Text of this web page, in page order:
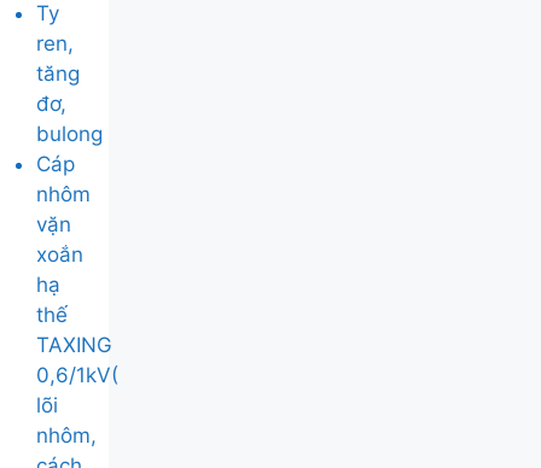
Ty
ren,
tăng
đơ,
bulong
Cáp
nhôm
vặn
xoắn
hạ
thế
TAXING
0,6/1kV(
lõi
nhôm,